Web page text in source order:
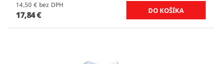
14,50 € bez DPH
17,84 €